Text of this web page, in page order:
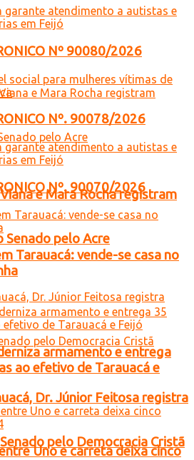
e Mara Rocha registram
Senado pelo Acre
Dr. Júnior Feitosa registra
pelo Democracia Cristã
Nº 90080/2026
Nº. 90078/2026
Nº. 90070/2026
Tarauacá: vende-se casa no
armamento e entrega
ao efetivo de Tarauacá e
Uno e carreta deixa cinco